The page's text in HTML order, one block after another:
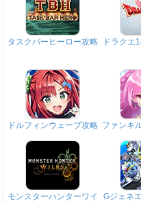
タスクバーヒーロー攻略
ドラクエ
ドルフィンウェーブ攻略 ファンキ
モンスターハンターワイ
Gジェネ